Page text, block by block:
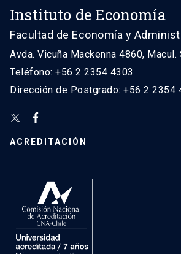
Instituto de Economía
Facultad de Economía y
Avda. Vicuña Mackenna 4860, Macul.
Teléfono: +56 2 2354 4303
Dirección de Postgrado: +56 2 2354
ACREDITACIÓN